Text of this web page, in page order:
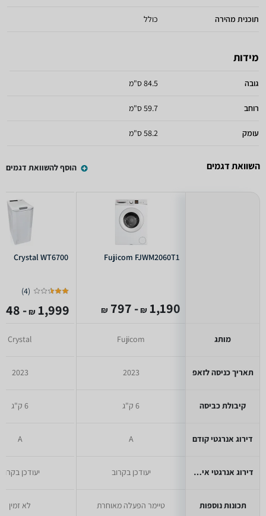
תוכנית מהירה כולל
מידות
גובה 84.5 ס"מ
רוחב 59.7 ס"מ
עומק 58.2 ס"מ
השוואת דגמים הוסף להשוואת דגמים
מותג
תאריך כניסה לזאפ
קיבולת כביסה
דירוג אנרגטי קודם
דירוג אנרגטי אירופאי
תכונות נוספות
Fujicom FJWM2060T1
1,190
₪
- 797
₪
Fujicom
2023
6 ק"ג
A
יעודכן בקרוב
טיימר הפעלה מאוחרת
Crystal WT6700
(
4
)
1,999
₪
- 1,348
Crystal
2023
6 ק"ג
A
יעודכן בקרוב
לא זמין